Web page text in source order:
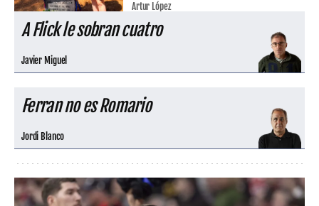
Artur López
A Flick le sobran cuatro
Javier Miguel
Ferran no es Romario
Jordi Blanco